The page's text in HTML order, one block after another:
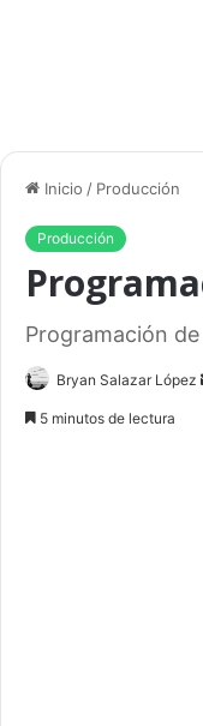
Inicio / Producción
Producción
Programación
Bryan Salazar López
5 minutos de lectura